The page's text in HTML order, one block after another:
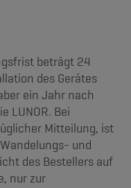
beträgt 24
des Gerätes
ein Jahr nach
LUNOR. Bei
Mitteilung, ist
und
des Bestellers auf
nur zur